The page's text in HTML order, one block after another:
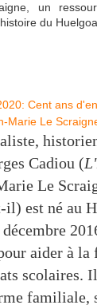
un
du
Cent ans
Marie Le
Cadiou (
Le
il) est né au
décembre
aider à la
scolaires.
familiale,